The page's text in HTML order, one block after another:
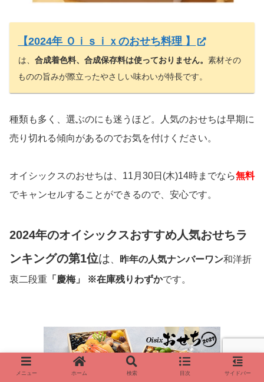
【2024年 Ｏｉｓｉｘのおせち料理 】
は、合成着色料、合成保存料は使っておりません。素材その
ものの旨みが際立ったやさしい味わいが特長です。
種類も多く、選ぶのにも迷うほど。人気のおせちは早期に
売り切れる傾向があるのでお気を付けください。
オイシックスのおせちは、11月30日(木)14時までなら無料
でキャンセルすることができるので、安心です。
2024年のオイシックスおすすめ人気おせちラ
ンキングの第1位は 昨年の人気ナンバーワン和洋折
衷二段重 「慶梅」 ※在庫残りわずかです。
メニュー ホーム 検索 目次 サイドバー